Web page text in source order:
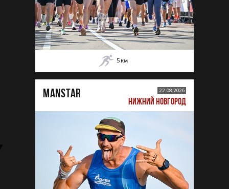
5 км
MANSTAR 22.08.2026
НИЖНИЙ НОВГОРОД